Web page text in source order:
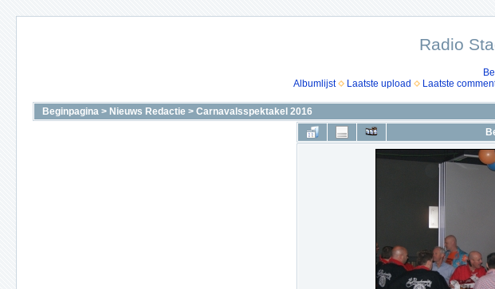
Radio
Albumlijst
Laatste upload Laatste
Beginpagina > Nieuws Redactie > Carnavalsspektakel 2016